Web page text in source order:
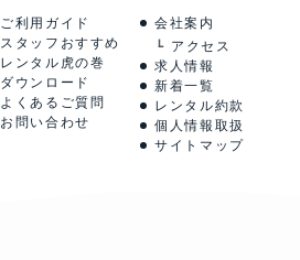
ご利用ガイド
スタッフおすすめ
レンタル虎の巻
ダウンロード
よくあるご質問
お問い合わせ
会社案内
アクセス
求人情報
新着一覧
レンタル約款
個人情報取扱
サイトマップ